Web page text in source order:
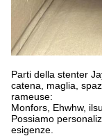
Parti della stenter
catena, maglia,
rameuse:
Monfors, Ehwhw,
Possiamo
esigenze.